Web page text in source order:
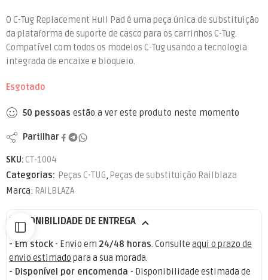
O C-Tug Replacement Hull Pad é uma peça única de substituição
da plataforma de suporte de casco para os carrinhos C-Tug.
Compatível com todos os modelos C-Tug usando a tecnologia
integrada de encaixe e bloqueio.
Esgotado
50 pessoas estão a ver este produto neste momento
Partilhar
SKU: CT-1004
Categorias: Peças C-TUG, Peças de substituição Railblaza
Marca: RAILBLAZA
DISPONIBILIDADE DE ENTREGA
- Em stock - Envio em 24/48 horas. Consulteaqui o prazo de
envio estimado para a sua morada.
- Disponível por encomenda - Disponibilidade estimada de